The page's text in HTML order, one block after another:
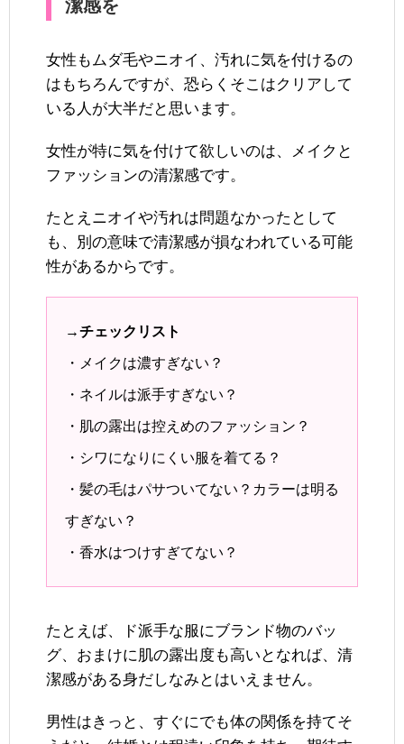
潔感を
女性もムダ毛やニオイ、汚れに気を付けるの
はもちろんですが、恐らくそこはクリアして
いる人が大半だと思います。
女性が特に気を付けて欲しいのは、メイクと
ファッションの清潔感です。
たとえニオイや汚れは問題なかったとして
も、別の意味で清潔感が損なわれている可能
性があるからです。
→チェックリスト
・メイクは濃すぎない？
・ネイルは派手すぎない？
・肌の露出は控えめのファッション？
・シワになりにくい服を着てる？
・髪の毛はパサついてない？カラーは明る
すぎない？
・香水はつけすぎてない？
たとえば、ド派手な服にブランド物のバッ
グ、おまけに肌の露出度も高いとなれば、清
潔感がある身だしなみとはいえません。
男性はきっと、すぐにでも体の関係を持てそ